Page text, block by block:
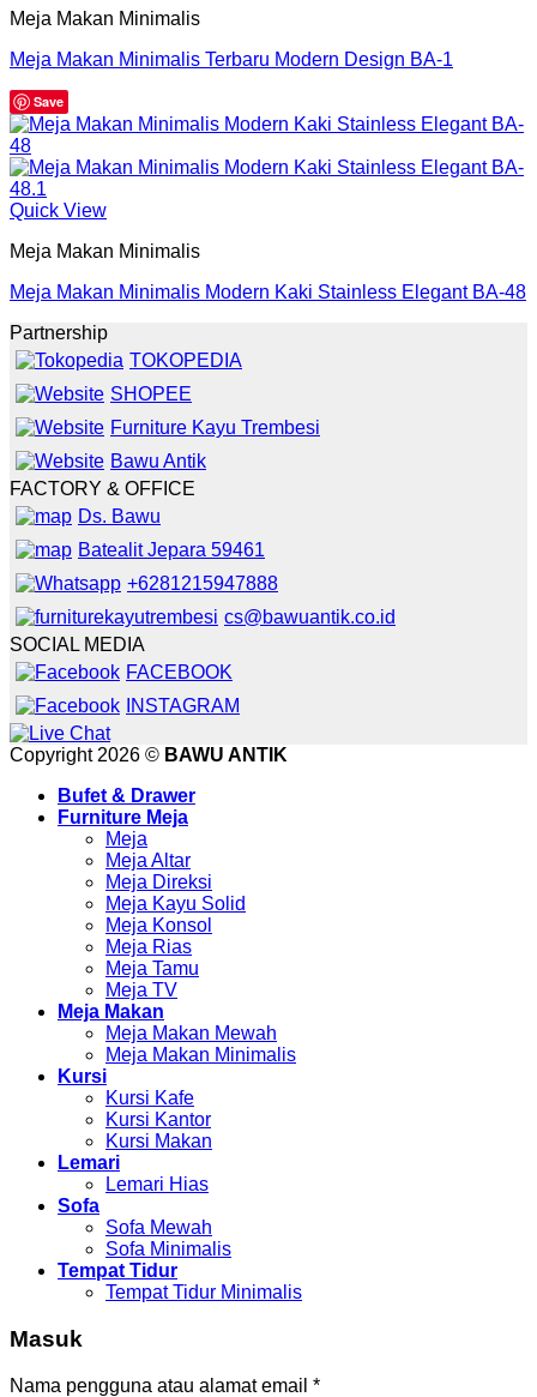
Meja Makan Minimalis
Meja Makan Minimalis Terbaru Modern Design BA-1
Save
Quick View
Meja Makan Minimalis
Meja Makan Minimalis Modern Kaki Stainless Elegant BA-48
Partnership
TOKOPEDIA
SHOPEE
Furniture Kayu Trembesi
Bawu Antik
FACTORY & OFFICE
Ds. Bawu
Batealit Jepara 59461
+6281215947888
cs@bawuantik.co.id
SOCIAL MEDIA
FACEBOOK
INSTAGRAM
Copyright 2026 © BAWU ANTIK
Bufet & Drawer
Furniture Meja
Meja
Meja Altar
Meja Direksi
Meja Kayu Solid
Meja Konsol
Meja Rias
Meja Tamu
Meja TV
Meja Makan
Meja Makan Mewah
Meja Makan Minimalis
Kursi
Kursi Kafe
Kursi Kantor
Kursi Makan
Lemari
Lemari Hias
Sofa
Sofa Mewah
Sofa Minimalis
Tempat Tidur
Tempat Tidur Minimalis
Masuk
Nama pengguna atau alamat email *